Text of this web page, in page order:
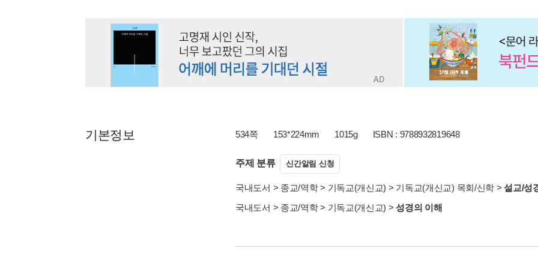
기본정보 534쪽 153*224mm 1015g ISBN : 9788932819648
주제 분류 신간알림 신청
국내도서 > 종교/역학> 기독교(개신교) > 기독교(개신교) 목회/신학 >설교/성
국내도서 > 종교/역학> 기독교(개신교) >성경의 이해